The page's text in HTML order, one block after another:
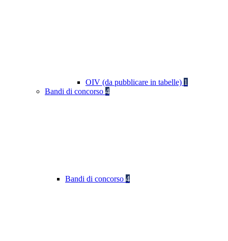
OIV (da pubblicare in tabelle) 1
Bandi di concorso 4
Bandi di concorso 4